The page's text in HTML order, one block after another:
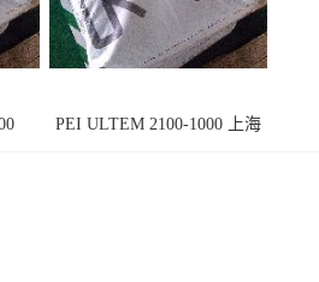
PEI ULTEM 2100-1000 上海